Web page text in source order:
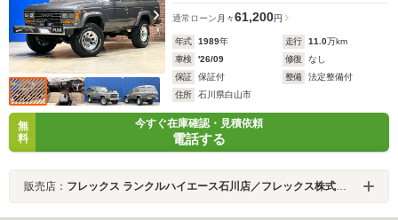
通常ローン 月々61,200円
年式 1989年 走行 11.0万km
車検
'26/09 修復
なし
保証
保証付 整備
法定整備付
住所
石川県白山市
無
料
今すぐ在庫確認・見積依頼
電話する
販売店： フレックス ランクルハイエース石川店／フレックス株式会社